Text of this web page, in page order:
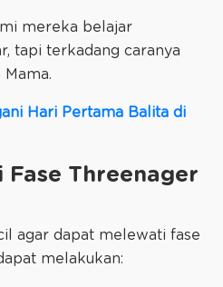
mereka belajar
tapi terkadang caranya
Hari Pertama Balita di
Fase Threenager
agar dapat melewati fase
melakukan: